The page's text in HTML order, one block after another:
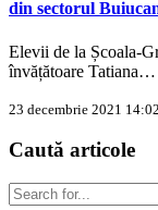
din sectorul
Elevii de la Școala-
învățătoare Tatiana…
23 decembrie 2021 14:02
Caută articole